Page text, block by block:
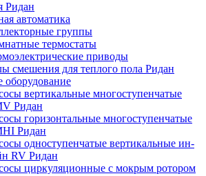
Ридан
автоматика
группы
термостаты
приводы
смешения для теплого пола Ридан
оборудование
вертикальные многоступенчатые
Ридан
горизонтальные многоступенчатые
Ридан
одноступенчатые вертикальные ин-
RV Ридан
циркуляционные с мокрым ротором